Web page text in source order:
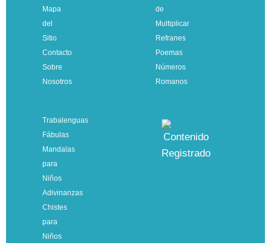
Mapa
del
Sitio
Contacto
Sobre
Nosotros
de
Multiplicar
Refranes
Poemas
Números
Romanos
Trabalenguas
Fábulas
Mandalas
para
Niños
Adivinanzas
Chistes
para
Niños